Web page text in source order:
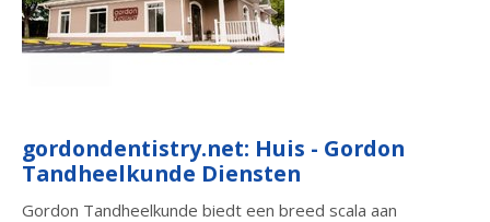
gordondentistry.net: Huis - Gordon
Tandheelkunde Diensten
Gordon Tandheelkunde biedt een breed scala aan